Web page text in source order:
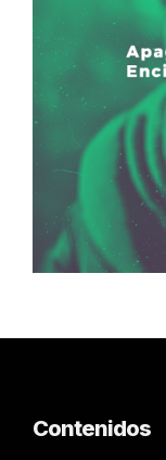
Contenidos